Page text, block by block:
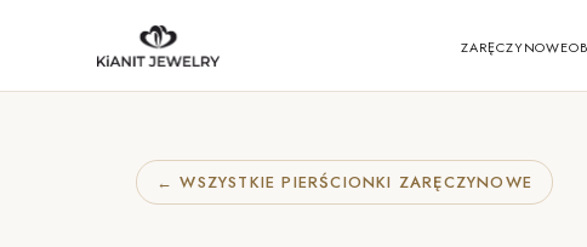
ZARĘCZYNOWE
← WSZYSTKIE PIERŚCIONKI ZARĘCZYNOWE